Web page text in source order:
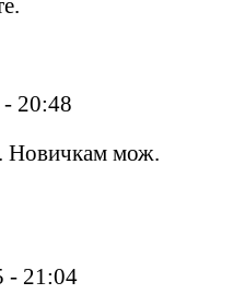
20:48
Новичкам мож.
- 21:04